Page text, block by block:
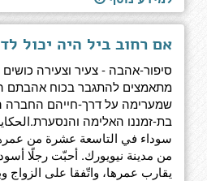
סיפור-אהבה - צעיר וצעירה
מתאמצים להתגבר בכוח אהבתם
שמערימה על דרך-חייהם החברה
בת-זמננו האלימה
سوداء في التاسعة عشرة من
من مدينة نيويورك. أحبّت رجلًا
يقارب عمرها، واتّفقا على الزواج